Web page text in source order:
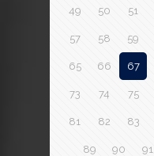
49 50 51
57 58 59
65 66 67
73 74 75
81 82 83
89 90 91